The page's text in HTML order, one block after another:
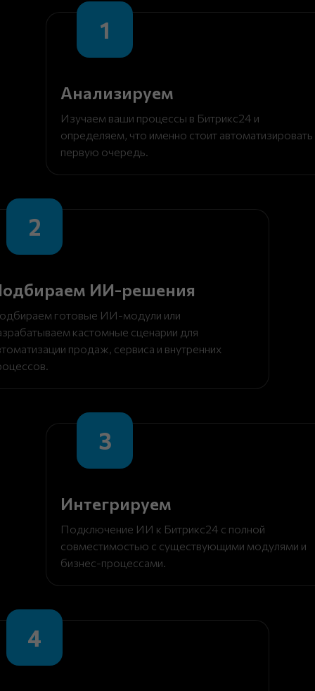
1
Анализируем
Изучаем ваши процессы в Битрикс24 и
определяем, что именно стоит автоматизировать
первую очередь.
2
ИИ-решения
готовые ИИ-модули или
кастомные сценарии для
продаж, сервиса и внутренних
3
Интегрируем
Подключение ИИ к Битрикс24 с полной
совместимостью с существующими модулями и
бизнес-процессами.
4